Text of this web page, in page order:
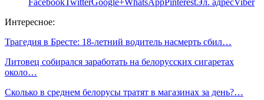
Facebook TwitterGoogle+WhatsAppPinterestЭл. адресViber
Интересное:
Трагедия в Бресте: 18-летний водитель насмерть сбил…
Литовец собирался заработать на белорусских сигаретах
около…
Сколько в среднем белорусы тратят в магазинах за день?…